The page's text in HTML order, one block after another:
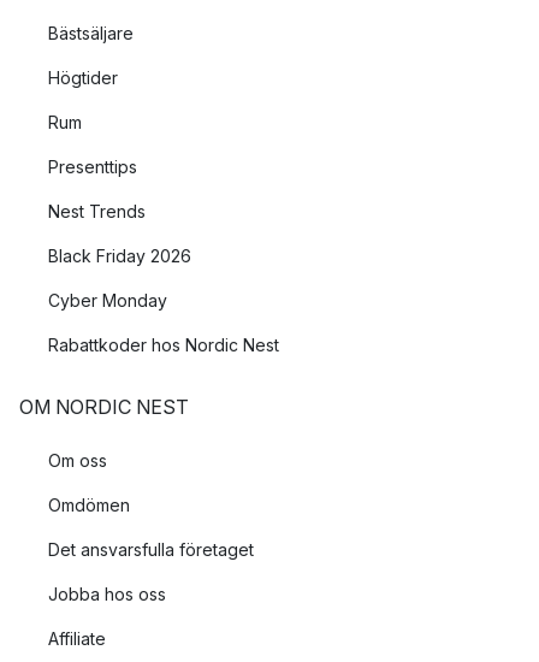
Bästsäljare
Högtider
Rum
Presenttips
Nest Trends
Black Friday 2026
Cyber Monday
Rabattkoder hos Nordic Nest
OM NORDIC NEST
Om oss
Omdömen
Det ansvarsfulla företaget
Jobba hos oss
Affiliate